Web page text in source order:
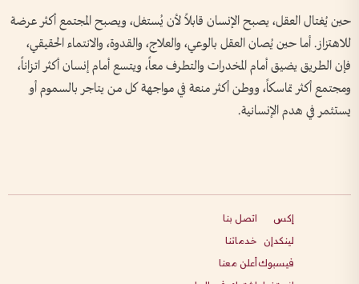
حين يُغتال العقل، يصبح الإنسان قابلاً لأن يُستغل، ويصبح المجتمع أكثر عرضة
للاهتزاز. أما حين يُصان العقل بالوعي، والعلاج، والقدوة، والانتماء الحقيقي،
فإن الطريق يضيق أمام المخدرات والتطرف معاً، ويتسع أمام إنسان أكثر اتزاناً،
ومجتمع أكثر تماسكاً، ووطن أكثر منعة في مواجهة كل من يتاجر بالسموم أو
يستثمر في هدم الإنسانية.
إكس
لينكدإن
فيسبوك
اتصل بنا
خدماتنا
أعلن معنا